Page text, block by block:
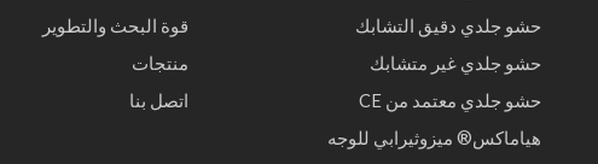
حشو جلدي دقيق التشابك
حشو جلدي غير متشابك
حشو جلدي معتمد من CE
هياماكس® ميزوثيرابي للوجه
قوة البحث والتطوير
منتجات
اتصل بنا